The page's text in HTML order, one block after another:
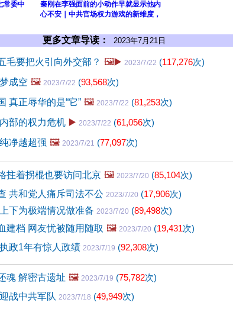
常委中
秦刚在李强面前的小动作早就显示他内
心不安｜中共官场权力游戏的新维度，
更多文章导读： 2023年7月21日
毛要把火引向外交部？ 🖼️▶️ 2023/7/22 (117,276次)
成空 🖼️ 2023/7/22 (93,568次)
真正辱华的是“它” 🖼️ 2023/7/22 (81,253次)
部的权力危机 ▶️ 2023/7/22 (61,056次)
净越超强 🖼️ 2023/7/21 (77,097次)
拄着拐棍也要访问北京 🖼️ 2023/7/20 (85,104次)
共和党人痛斥司法不公 2023/7/20 (17,906次)
下为极端情况做准备 2023/7/20 (89,498次)
建档 网友忧被随用随取 🖼️ 2023/7/20 (19,431次)
政1年有惊人政绩 2023/7/19 (92,308次)
魂 解密古遗址 🖼️ 2023/7/19 (75,782次)
战中共军队 2023/7/18 (49,949次)